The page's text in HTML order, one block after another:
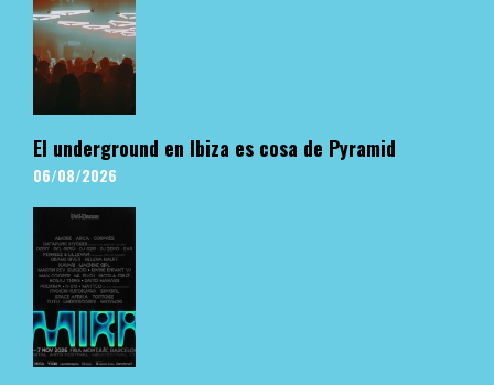
El underground en Ibiza es cosa de Pyramid
06/08/2026